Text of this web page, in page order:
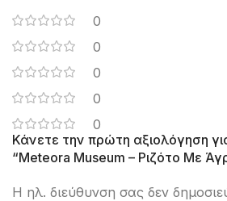
0
0
0
0
0
Κάνετε την πρώτη αξιολόγηση
“Meteora Museum – Ριζότο Με
Η ηλ. διεύθυνση σας δεν